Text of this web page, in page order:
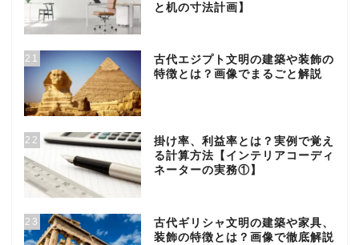
と机の寸法計画】
21
古代エジプト文明の建築や装飾の
特徴とは？画像でまるごと解説
22
掛け率、利益率とは？実例で覚え
る計算方法【インテリアコーディ
ネーターの実務①】
23
古代ギリシャ文明の建築や家具、
装飾の特徴とは？画像で徹底解説